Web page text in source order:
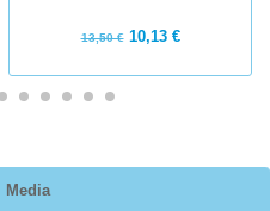
Media
13,50 €10,13 €